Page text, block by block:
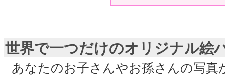
世界で一つだけのオリジナル絵
あなたのお子さんやお孫さんの写